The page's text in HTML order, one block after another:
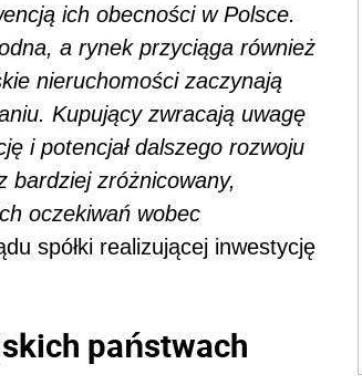
ich obecności w Polsce.
a rynek przyciąga również
nieruchomości zaczynają
Kupujący zwracają uwagę
i potencjał dalszego rozwoju
bardziej zróżnicowany,
oczekiwań wobec
spółki realizującej inwestycję
państwach